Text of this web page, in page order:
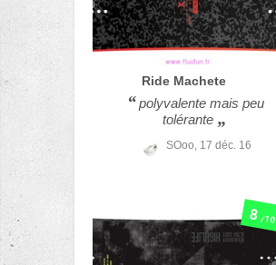
Ride Machete
polyvalente mais peu
tolérante
SOoo, 17 déc. 16
8/10